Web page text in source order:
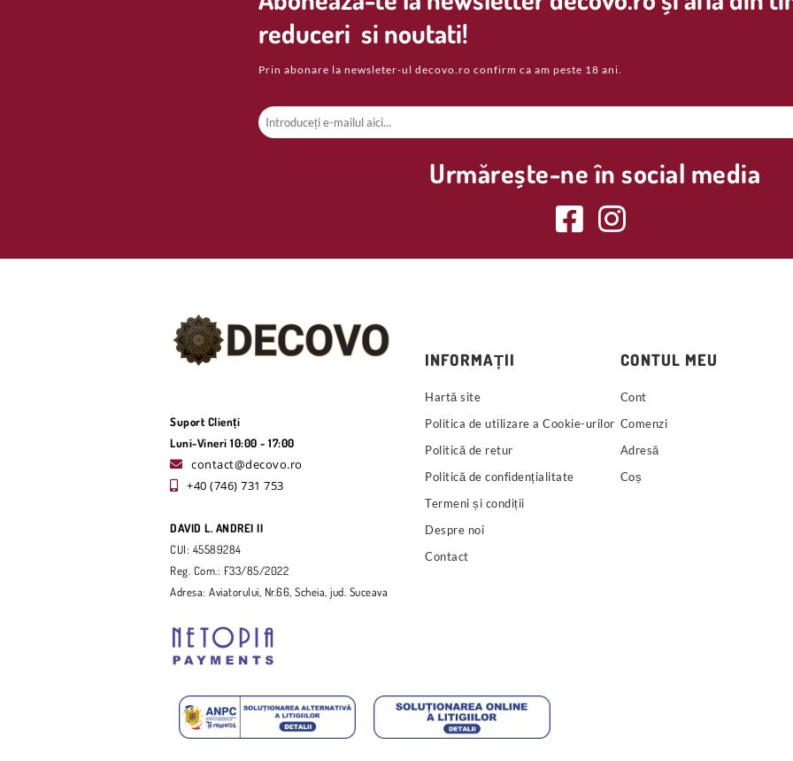
reduceri si noutati!
Prin abonare la newsleter-ul decovo.ro confirm ca am peste 18 ani.
Urmărește-ne în social media
Suport Clienți
Luni-Vineri 10:00 - 17:00
contact@decovo.ro
+40 (746) 731 753
DAVID L. ANDREI II
CUI: 45589284
Reg. Com.: F33/85/2022
Adresa: Aviatorului, Nr.66, Scheia, jud. Suceava
INFORMAȚII
Hartă site
Politica de utilizare a Cookie-urilor
Politică de retur
Politică de confidențialitate
Termeni și condiții
Despre noi
Contact
CONTUL MEU
Cont
Comenzi
Adresă
Coș